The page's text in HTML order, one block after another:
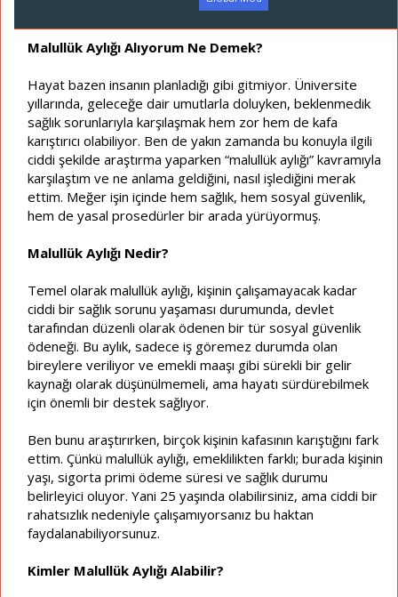
t
r
i
i
Malullük Aylığı Alıyorum Ne Demek?
Hayat bazen insanın planladığı gibi gitmiyor. Üniversite
yıllarında, geleceğe dair umutlarla doluyken, beklenmedik
sağlık sorunlarıyla karşılaşmak hem zor hem de kafa
karıştırıcı olabiliyor. Ben de yakın zamanda bu konuyla ilgili
ciddi şekilde araştırma yaparken “malullük aylığı” kavramıyla
karşılaştım ve ne anlama geldiğini, nasıl işlediğini merak
ettim. Meğer işin içinde hem sağlık, hem sosyal güvenlik,
hem de yasal prosedürler bir arada yürüyormuş.
Malullük Aylığı Nedir?
Temel olarak malullük aylığı, kişinin çalışamayacak kadar
ciddi bir sağlık sorunu yaşaması durumunda, devlet
tarafından düzenli olarak ödenen bir tür sosyal güvenlik
ödeneği. Bu aylık, sadece iş göremez durumda olan
bireylere veriliyor ve emekli maaşı gibi sürekli bir gelir
kaynağı olarak düşünülmemeli, ama hayatı sürdürebilmek
için önemli bir destek sağlıyor.
Ben bunu araştırırken, birçok kişinin kafasının karıştığını fark
ettim. Çünkü malullük aylığı, emeklilikten farklı; burada kişinin
yaşı, sigorta primi ödeme süresi ve sağlık durumu
belirleyici oluyor. Yani 25 yaşında olabilirsiniz, ama ciddi bir
rahatsızlık nedeniyle çalışamıyorsanız bu haktan
faydalanabiliyorsunuz.
Kimler Malullük Aylığı Alabilir?